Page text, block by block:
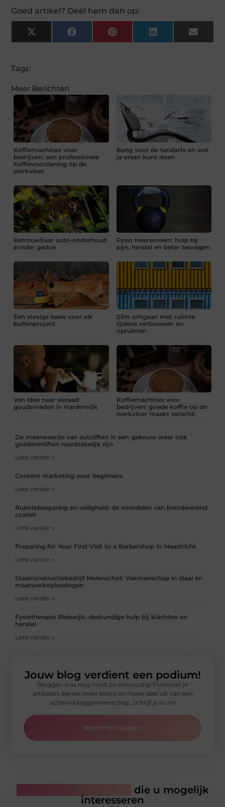
Goed artikel? Deel hem dan op:
X
(Twitter)
FacebookPinterest LinkedIn Email
Tags:
Meer Berichten
Koffiemachines voor
bedrijven: een professionele
koffievoorziening op de
werkvloer
Bang voor de tandarts en wat
je eraan kunt doen
Betrouwbaar auto-onderhoud
zonder gedoe
Fysio Heerenveen: hulp bij
pijn, herstel en beter bewegen
Een stevige basis voor elk
buitenproject
Slim omgaan met ruimte
tijdens verbouwen en
opruimen
Van idee naar sieraad:
goudsmeden in Harderwijk
Koffiemachines voor
bedrijven: goede koffie op de
werkvloer maakt verschil
De meerwaarde van autoliften in een gebouw waar ook
goederenliften noodzakelijk zijn
Lees verder »
Content marketing voor beginners
Lees verder »
Ruimtebesparing en veiligheid: de voordelen van brandwerend
coaten
Lees verder »
Preparing for Your First Visit to a Barbershop in Maastricht
Lees verder »
Staalconstructiebedrijf Molenschot: Vakmanschap in staal en
maatwerkoplossingen
Lees verder »
Fysiotherapie Bleiswijk: deskundige hulp bij klachten en
herstel
Lees verder »
Jouw blog verdient een podium!
Bloggen was nog nooit zo eenvoudig! Publiceer je
artikelen, bereik meer lezers en maak deel uit van een
actieve bloggemeenschap. Schrijf je nu in!
Begin met bloggen
die u mogelijk
interesseren